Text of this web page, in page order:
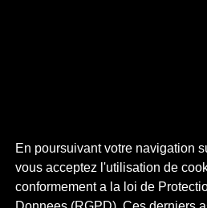
En poursuivant votre navigation
vous acceptez l'utilisation de
conformement a la loi de